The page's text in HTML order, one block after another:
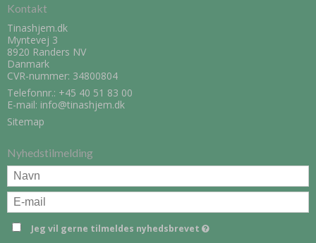
Kontakt
Tinashjem.dk
Myntevej 3
8920 Randers NV
Danmark
CVR-nummer: 34800804
Telefonnr.: +45 40 51 83 00
E-mail: info@tinashjem.dk
Sitemap
Nyhedstilmelding
Jeg vil gerne tilmeldes nyhedsbrevet